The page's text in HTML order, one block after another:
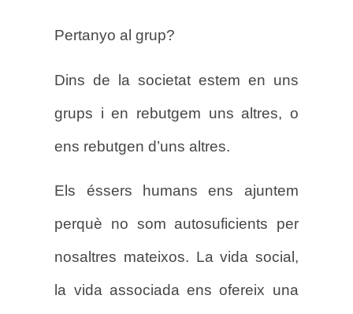
Pertanyo al grup?
Dins de la societat estem en uns
grups i en rebutgem uns altres, o
ens rebutgen d’uns altres.
Els éssers humans ens ajuntem
perquè no som autosuficients per
nosaltres mateixos. La vida social,
la vida associada ens ofereix una